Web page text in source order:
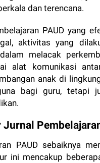
dan terencana.
PAUD yang
aktivitas yang
melacak
alat komunikasi
anak di
bagi guru, tetapi
PAUD sebaiknya
ini mencakup